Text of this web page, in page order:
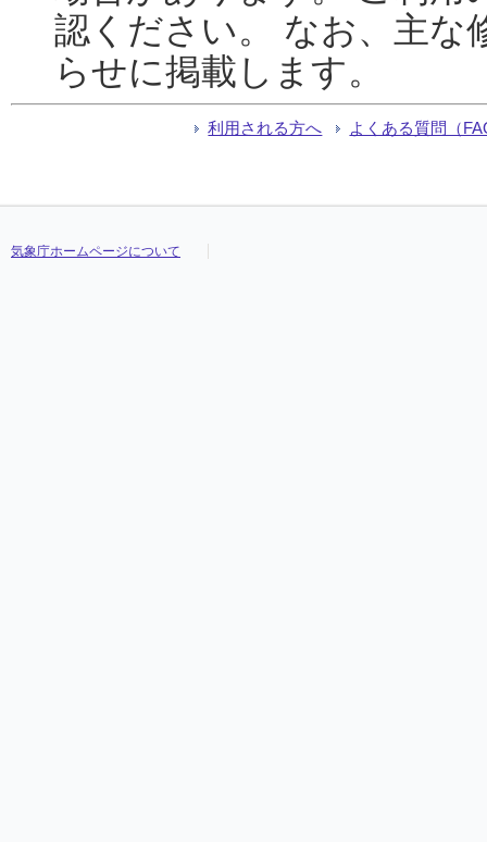
認ください。 なお、主な
らせに掲載します。
利用される方へ よくある質問（
気象庁ホームページについて